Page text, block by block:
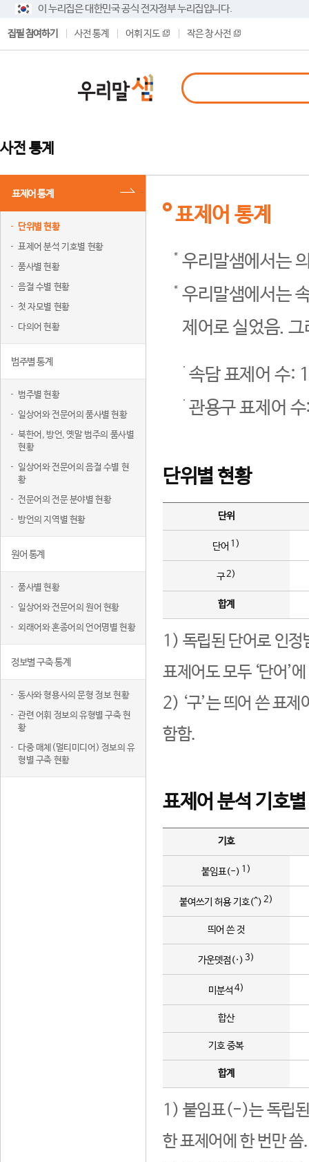
이 누리집은 대한민국 공식 전자정부 누리집입니다.
집필 참여하기 사전 통계 어휘 지도 작은 창 사전
사전 통계
표제어 통계
단위별 현황
표제어 분석 기호별 현황
품사별 현황
음절 수별 현황
첫 자모별 현황
다의어 현황
범주별 통계
범주별 현황
일상어와 전문어의 품사별 현황
북한어, 방언, 옛말 범주의 품사별
현황
일상어와 전문어의 음절 수별 현
황
전문어의 전문 분야별 현황
방언의 지역별 현황
원어 통계
품사별 현황
일상어와 전문어의 원어 현황
외래어와 혼종어의 언어명별 현황
정보별 구축 통계
동사와 형용사의 문형 정보 현황
관련 어휘 정보의 유형별 구축 현
황
다중 매체(멀티미디어) 정보의 유
형별 구축 현황
표제어 통계
우리말샘에서는
우리말샘에서는
제어로 실었음.
속담 표제어 수:
관용구 표제어
단위별 현황
단위
단어 1)
구2)
합계
1) 독립된 단어로 인정
표제어도 모두 ‘단어’
2) ‘구’는 띄어 쓴 표
함함.
표제어 분석 기호
기호
붙임표(-) 1)
붙여쓰기 허용 기호(^) 2)
띄어 쓴 것
가운뎃점(·) 3)
미분석 4)
합산
기호 중복
합계
1) 붙임표(-)는 독립된
한 표제어에 한 번만